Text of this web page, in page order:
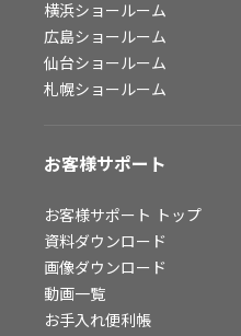
横浜ショールーム
広島ショールーム
仙台ショールーム
札幌ショールーム
お客様サポート
お客様サポート トップ
資料ダウンロード
画像ダウンロード
動画一覧
お手入れ便利帳